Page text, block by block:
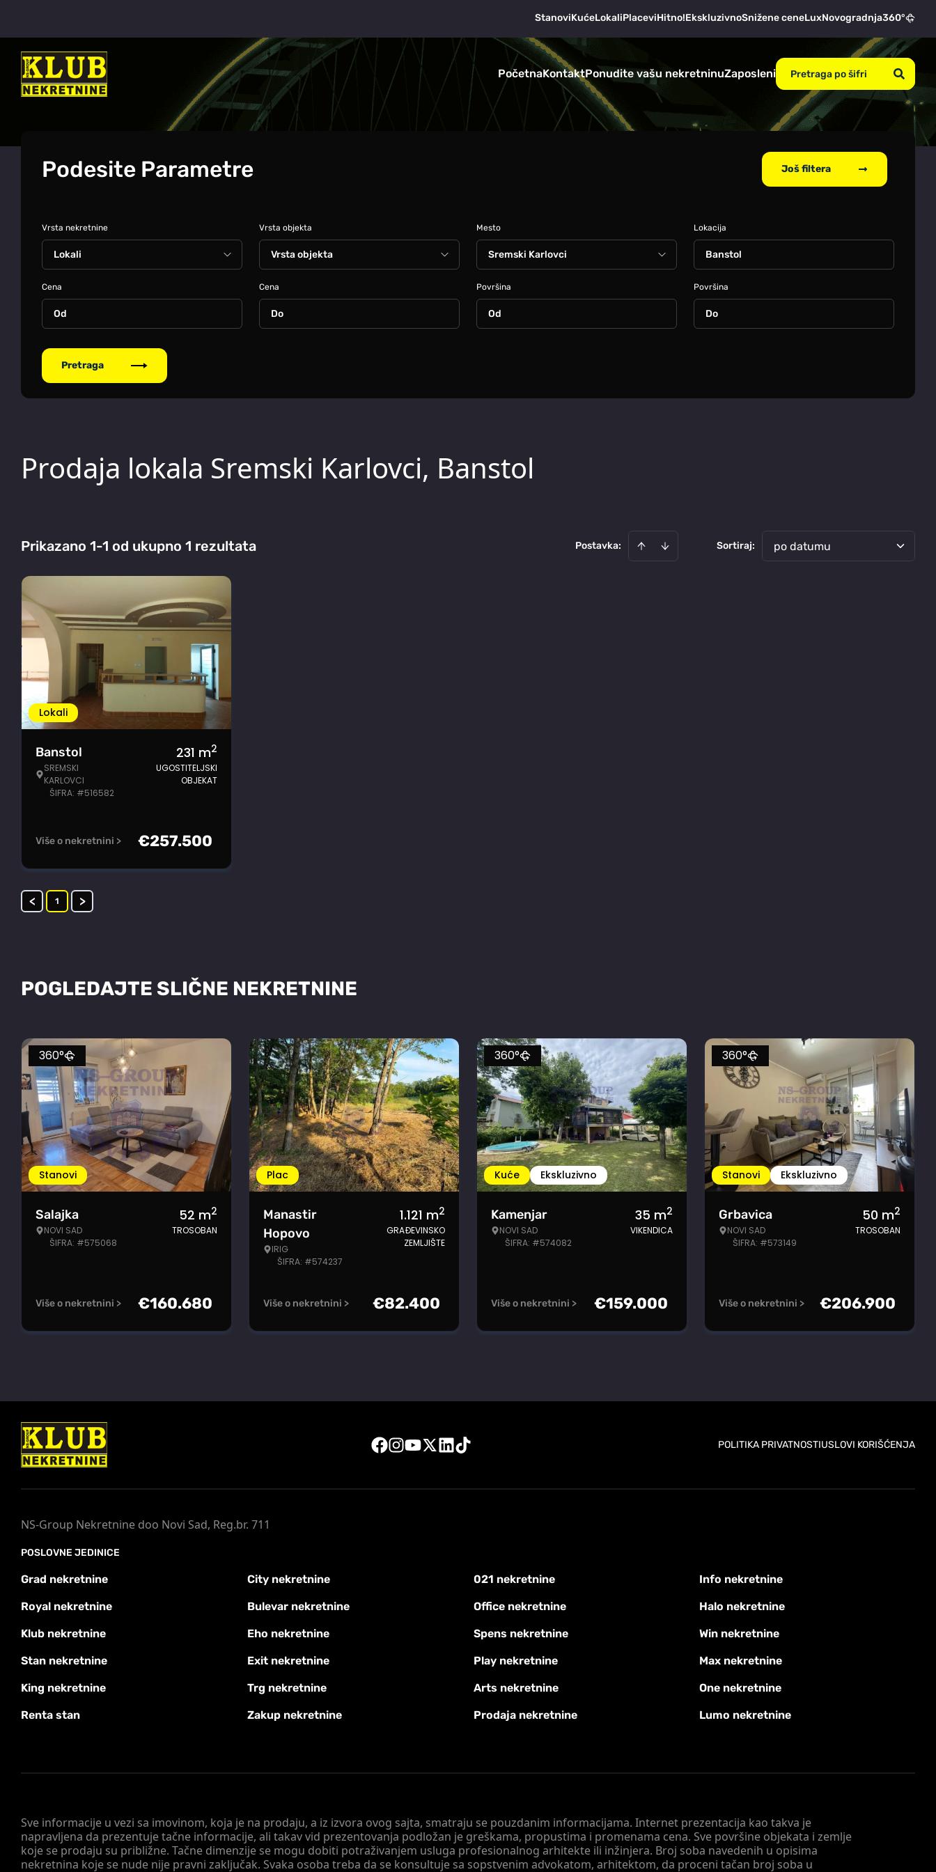
StanoviKućeLokaliPlaceviHitno!EkskluzivnoSnižene ceneLuxNovogradnja360°
PočetnaKontaktPonudite vašu nekretninuZaposleni
Podesite Parametre Još filtera
Vrsta nekretnine Vrsta objekta Mesto Lokacija
Banstol
Cena Cena Površina Površina
Pretraga
Prodaja lokala Sremski Karlovci, Banstol
Prikazano 1-1 od ukupno 1 rezultata Postavka: Sortiraj: po datumu
Lokali
Banstol
SREMSKI
KARLOVCI
ŠIFRA: #516582
231 m2
UGOSTITELJSKI
OBJEKAT
Više o nekretnini > €257.500
< 1 >
POGLEDAJTE SLIČNE NEKRETNINE
Stanovi
360°
Salajka
NOVI SAD
ŠIFRA: #575068
52 m2
TROSOBAN
Više o nekretnini > €160.680
Plac
Manastir
Hopovo
IRIG
ŠIFRA: #574237
1.121 m2
GRAĐEVINSKO
ZEMLJIŠTE
Više o nekretnini > €82.400
Kuće Ekskluzivno
360°
Kamenjar
NOVI SAD
ŠIFRA: #574082
35 m2
VIKENDICA
Više o nekretnini > €159.000
Stanovi Ekskluzivno
360°
Grbavica
NOVI SAD
ŠIFRA: #573149
50 m2
TROSOBAN
Više o nekretnini > €206.900
POLITIKA PRIVATNOSTIUSLOVI KORIŠĆENJA
Sve informacije u vezi sa imovinom, koja je na prodaju, a iz izvora ovog sajta, smatraju se pouzdanim informacijama. Internet prezentacija kao takva je
napravljena da prezentuje tačne informacije, ali takav vid prezentovanja podložan je greškama, propustima i promenama cena. Sve površine objekata i zemlje
koje se prodaju su približne. Tačne dimenzije se mogu dobiti potraživanjem usluga profesionalnog arhitekte ili inžinjera. Broj soba navedenih u opisima
nekretnina koje se nude nije pravni zaključak. Svaka osoba treba da se konsultuje sa sopstvenim advokatom, arhitektom, da proceni tačan broj soba u
NS-Group Nekretnine doo Novi Sad, Reg.br. 711
POSLOVNE JEDINICE
Grad nekretnine City nekretnine 021 nekretnine Info nekretnine
Royal nekretnine Bulevar nekretnine Office nekretnine Halo nekretnine
Klub nekretnine Eho nekretnine Spens nekretnine Win nekretnine
Stan nekretnine Exit nekretnine Play nekretnine Max nekretnine
King nekretnine Trg nekretnine Arts nekretnine One nekretnine
Renta stan Zakup nekretnine Prodaja nekretnine Lumo nekretnine